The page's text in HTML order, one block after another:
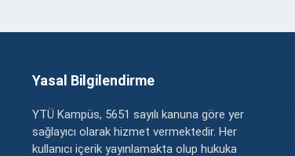
Yasal Bilgilendirme
YTÜ Kampüs, 5651 sayılı kanuna göre yer
sağlayıcı olarak hizmet vermektedir. Her
kullanıcı içerik yayınlamakta olup hukuka